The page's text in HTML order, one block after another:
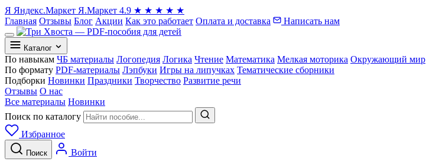
Я Яндекс.Маркет Я.Маркет 4.9 ★ ★ ★ ★ ★
Главная Отзывы Блог Акции Как это работает Оплата и доставка Написать нам
Каталог
По навыкам ЧБ материалы Логопедия Логика Чтение Математика Мелкая моторика Окружающий мир
По формату PDF-материалы Лэпбуки Игры на липучках Тематические сборники
Подборки Новинки Праздники Творчество Развитие речи
Отзывы О нас
Все материалы Новинки
Поиск по каталогу
Избранное
Поиск Войти